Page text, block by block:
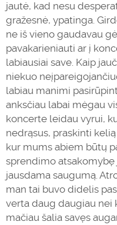
jautė, kad nesu
gražesnė, ypatinga.
ne iš vieno gaudavau
pavakarieniauti ar į
labiausiai save. Kaip
niekuo
labiau manimi
anksčiau labai mėgau
koncerte leidau vyrui,
nedrąsus, praskinti
kur mums abiem būtų
sprendimo
jausdama saugumą.
man tai buvo didelis
verta daug daugiau nei
mačiau šalia savęs